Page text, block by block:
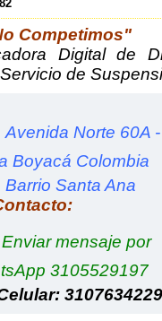
"Servimos No Competimos"
Digital de
de
Avenida Norte 60A
Boyacá Colombia
Santa Ana
Enviar mensaje por
3105529197
3107634229